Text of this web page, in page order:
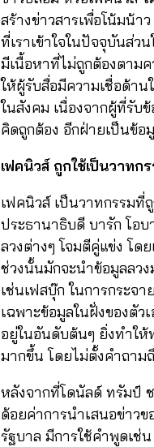
สร้างข่าวสารเพื่อโน้มน้
ที่เราเข้าใจในปัจจุบันส่
มีเนื้อหาที่ไม่ถูกต้องตาม
ให้ผู้รับสื่อมีความเชื่อด้า
ในสังคม เนื่องจากผู้ที่รับ
คิดถูกต้อง อีกฝ่ายเป็นข้อ
เฟคนิวส์ ถูกใช้เป็นวาทก
เฟคนิวส์ เป็นวาทกรรมที่
ประธานาธิบดี บารัก โอ
ลวงต่างๆ โจมตีคู่แข่ง โ
ช่วงนั้นมักจะนำข้อมูลลวง
เช่นเฟสบุ๊ก ในการกระจ
เฉพาะข้อมูลในฝั่งของตั
อยู่ในอันดับต้นๆ ยิ่งทำให้
มากขึ้น โดยไม่ตั้งคำถาม
หลังจากที่โดนัลด์ ทรัมป์ ช
ด้อยค่าการนำเสนอข่าว
รัฐบาล มีการใช้คำพูดเช่